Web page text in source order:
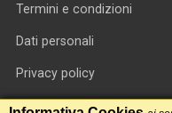
Termini e condizioni
Dati personali
Privacy policy
Informativa cookie